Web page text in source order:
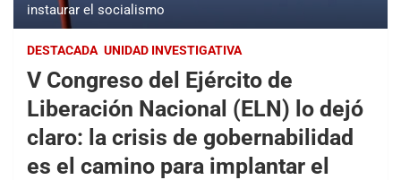
instaurar el socialismo
DESTACADA UNIDAD INVESTIGATIVA
V Congreso del Ejército de
Liberación Nacional (ELN) lo dejó
claro: la crisis de gobernabilidad
es el camino para implantar el